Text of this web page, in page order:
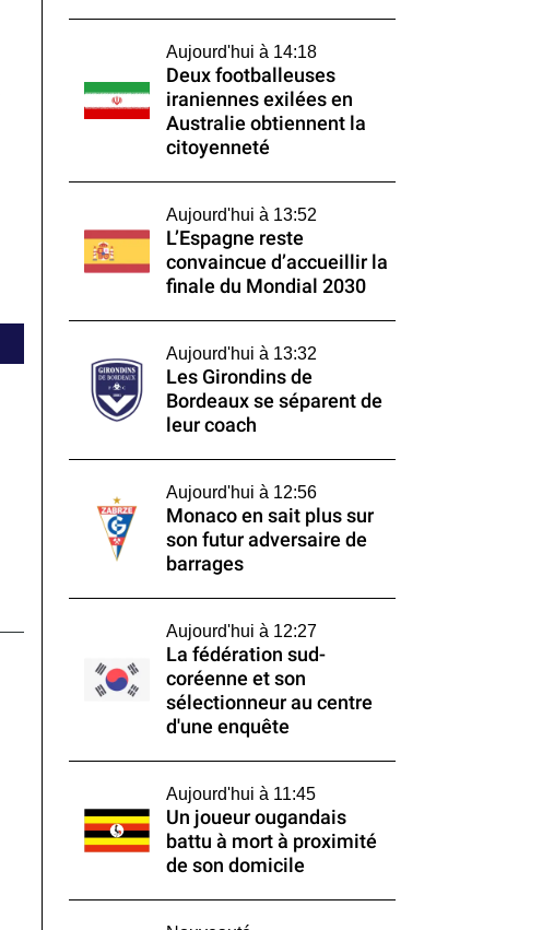
Aujourd'hui à 14:18
Deux footballeuses
iraniennes exilées en
Australie obtiennent la
citoyenneté
Aujourd'hui à 13:52
L’Espagne reste
convaincue d’accueillir la
finale du Mondial 2030
Aujourd'hui à 13:32
Les Girondins de
Bordeaux se séparent de
leur coach
Aujourd'hui à 12:56
Monaco en sait plus sur
son futur adversaire de
barrages
Aujourd'hui à 12:27
La fédération sud-
coréenne et son
sélectionneur au centre
d'une enquête
Aujourd'hui à 11:45
Un joueur ougandais
battu à mort à proximité
de son domicile